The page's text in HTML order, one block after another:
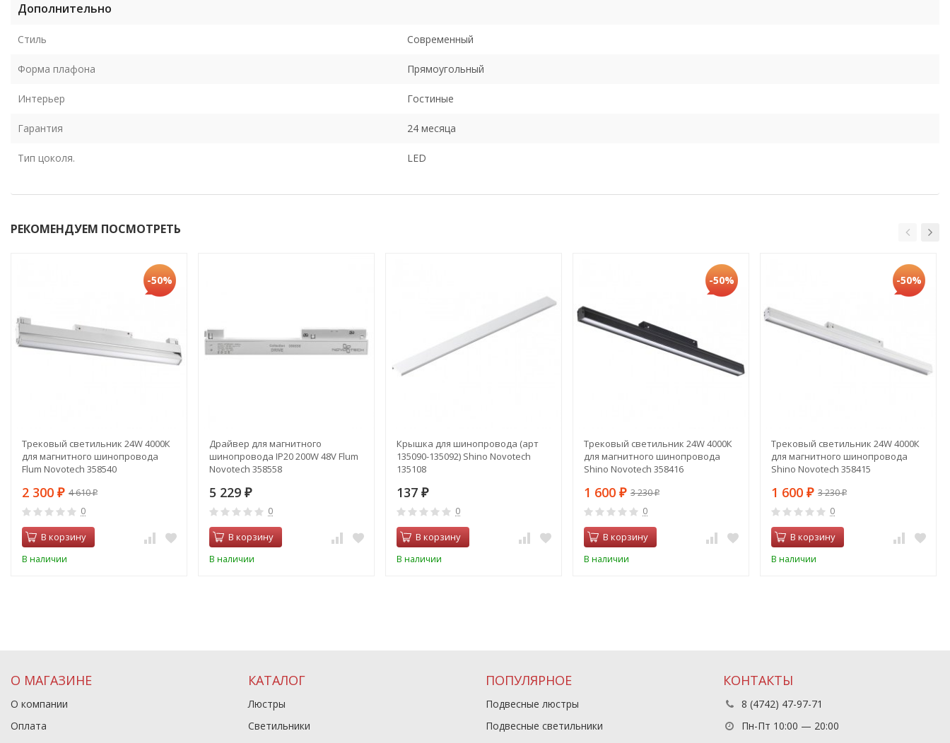
Дополнительно
Стиль Современный
Форма плафона Прямоугольный
Интерьер Гостиные
Гарантия 24 месяца
Тип цоколя. LED
РЕКОМЕНДУЕМ ПОСМОТРЕТЬ
-50%
Трековый светильник 24W 4000К
для магнитного шинопровода
Flum Novotech 358540
2 300 ₽ 4 610₽
0
В корзину
В наличии
Драйвер для магнитного
шинопровода IP20 200W 48V Flum
Novotech 358558
5 229 ₽
0
В корзину
В наличии
Крышка для шинопровода (арт
135090-135092) Shino Novotech
135108
137 ₽
0
В корзину
В наличии
-50%
Трековый светильник 24W 4000К
для магнитного шинопровода
Shino Novotech 358416
1 600 ₽ 3 230₽
0
В корзину
В наличии
-50%
Трековый светильник 24W 4000К
для магнитного шинопровода
Shino Novotech 358415
1 600 ₽ 3 230₽
0
В корзину
В наличии
О МАГАЗИНЕ
О компании
Оплата
КАТАЛОГ
Люстры
Светильники
ПОПУЛЯРНОЕ
Подвесные люстры
Подвесные светильники
КОНТАКТЫ
8 (4742) 47-97-71
Пн-Пт 10:00 — 20:00